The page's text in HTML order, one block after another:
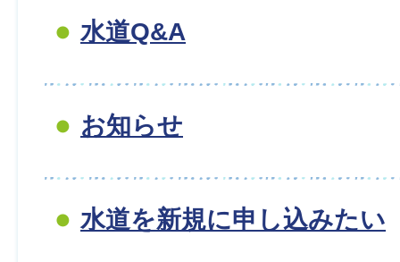
水道Q&A
お知らせ
水道を新規に申し込みたい